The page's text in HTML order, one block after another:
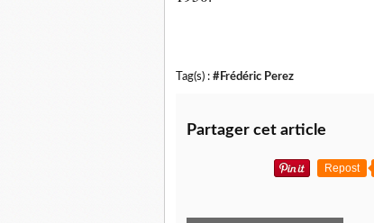
Tag(s) : #Frédéric Perez
Partager cet article
Repost